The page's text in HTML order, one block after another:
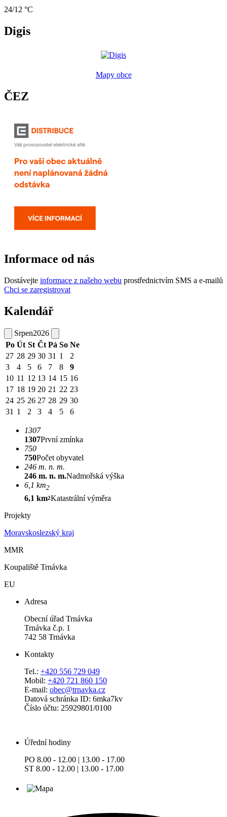
24/12 °C
Digis
Mapy obce
ČEZ
Informace od nás
Dostávejte informace z našeho webu prostřednictvím SMS a e-mailů
Chci se zaregistrovat
Kalendář
Srpen2026
Po Út St Čt Pá So Ne
27 28 29 30 31 1
2
3
4 5 6 7 8
9
10 11 12 13 14 15 16
17 18 19 20 21 22 23
24 25 26 27 28 29 30
31 1 2 3 4 5 6
1307
1307První zmínka
750
750Počet obyvatel
246 m. n. m.
246 m. n. m.Nadmořská výška
6,1 km2
6,1 km2Katastrální výměra
Projekty
Moravskoslezský kraj
MMR
Koupaliště Trnávka
EU
Adresa
Obecní úřad Trnávka
Trnávka č.p. 1
742 58 Trnávka
Kontakty
Tel.: +420 556 729 049
Mobil: +420 721 860 150
E-mail: obec@trnavka.cz
Datová schránka ID: 6mka7kv
Číslo účtu: 25929801/0100
Úřední hodiny
PO 8.00 - 12.00 | 13.00 - 17.00
ST 8.00 - 12.00 | 13.00 - 17.00